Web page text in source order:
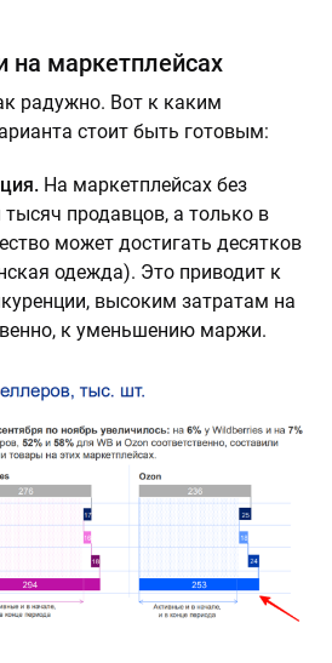
на маркетплейсах
радужно. Вот к каким
стоит быть готовым:
На маркетплейсах без
тысяч продавцов, а только в
может достигать десятков
одежда). Это приводит к
высоким затратам на
к уменьшению маржи.